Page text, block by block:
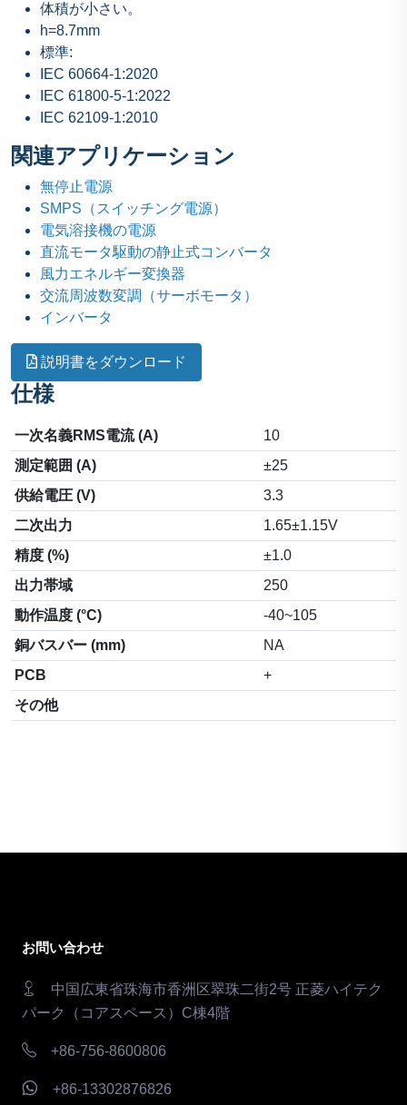
体積が小さい。
h=8.7mm
標準:
IEC 60664-1:2020
IEC 61800-5-1:2022
IEC 62109-1:2010
関連アプリケーション
無停止電源
SMPS（スイッチング電源）
電気溶接機の電源
直流モータ駆動の静止式コンバータ
風力エネルギー変換器
交流周波数変調（サーボモータ）
インバータ
説明書をダウンロード
仕様
一次名義RMS電流 (A)
10
測定範囲 (A)
±25
供給電圧 (V)
3.3
二次出力
1.65±1.15V
精度 (%)
±1.0
出力帯域
250
動作温度 (°C)
-40~105
銅バスバー (mm)
NA
PCB
+
その他
お問い合わせ
中国広東省珠海市香洲区翠珠二街2号 正菱ハイテク
パーク（コアスペース）C棟4階
+86-756-8600806
+86-13302876826